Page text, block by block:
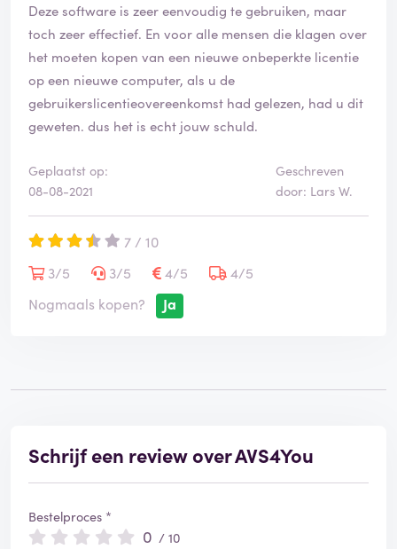
o
o
r
d
l
g
e
Deze software is zeer eenvoudig te gebruiken, maar
toch zeer effectief. En voor alle mensen die klagen over
het moeten kopen van een nieuwe onbeperkte licentie
op een nieuwe computer, als u de
gebruikerslicentieovereenkomst had gelezen, had u dit
geweten. dus het is echt jouw schuld.
Geplaatst op:
08-08-2021
Geschreven
door: Lars W.
7 / 10
3/5
3/5 4/5
4/5
Nogmaals kopen?
Ja
Schrijf een review over AVS4You
Bestelproces *
0 / 10